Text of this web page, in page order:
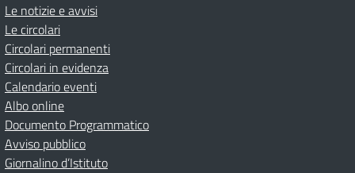
Le notizie e avvisi
Le circolari
Circolari permanenti
Circolari in evidenza
Calendario eventi
Albo online
Documento Programmatico
Avviso pubblico
Giornalino d’Istituto